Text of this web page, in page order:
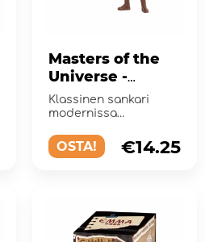
Masters of the
Universe -
hahmo He-Man
miekalla - 14 cm
Klassinen sankari
modernissa
Grayskullia – voima on
sinun!
OSTA! €14.25